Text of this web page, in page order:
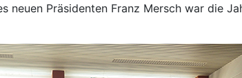
neuen Präsidenten Franz Mersch war die